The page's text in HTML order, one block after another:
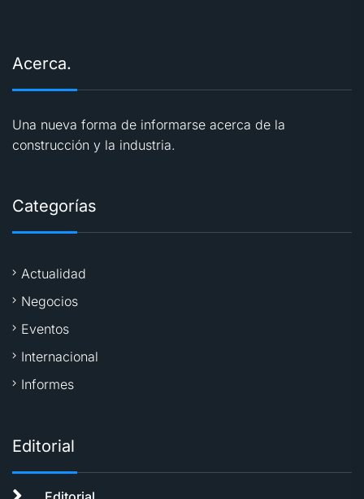
Acerca.
Una nueva forma de informarse acerca de la
construcción y la industria.
Categorías
Actualidad
Negocios
Eventos
Internacional
Informes
Editorial